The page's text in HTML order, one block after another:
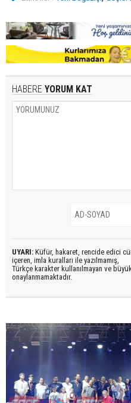
HABERE YORUM KAT
UYARI: Küfür, hakaret, rencide edici
içeren, imla kuralları ile yazılmamış,
Türkçe karakter kullanılmayan ve
onaylanmamaktadır.